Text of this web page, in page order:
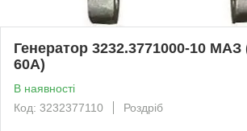
Генератор 3232.3771000-10 МАЗ
60A)
В наявності
Код: 3232377110
Роздріб